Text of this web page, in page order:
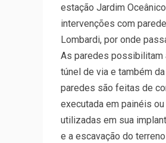
estação Jardim
intervenções com
Lombardi, por onde
As paredes possibilitam
túnel de via e também
paredes são feitas de
executada em painéis
utilizadas em sua
e a escavação do